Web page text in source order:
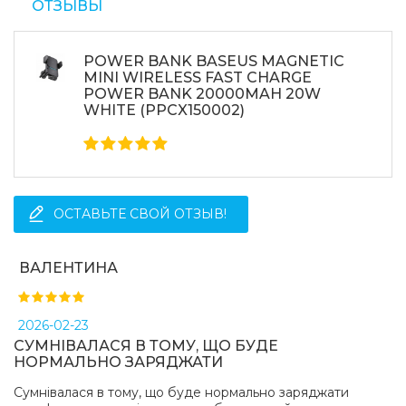
ОТЗЫВЫ
POWER BANK BASEUS MAGNETIC
MINI WIRELESS FAST CHARGE
POWER BANK 20000MAH 20W
WHITE (PPCX150002)
ОСТАВЬТЕ СВОЙ ОТЗЫВ!
ВАЛЕНТИНА
2026-02-23
СУМНІВАЛАСЯ В ТОМУ, ЩО БУДЕ
НОРМАЛЬНО ЗАРЯДЖАТИ
Сумнівалася в тому, що буде нормально заряджати